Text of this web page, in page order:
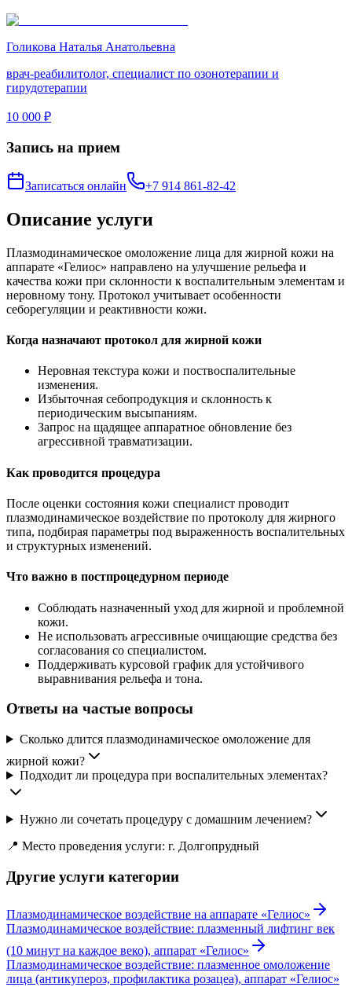
Голикова Наталья Анатольевна
врач-реабилитолог, специалист по озонотерапии и
гирудотерапии
10 000 ₽
Запись на прием
Записаться онлайн +7 914 861-82-42
Описание услуги
Плазмодинамическое омоложение лица для жирной кожи на
аппарате «Гелиос» направлено на улучшение рельефа и
качества кожи при склонности к воспалительным элементам и
неровному тону. Протокол учитывает особенности
себорегуляции и реактивности кожи.
Когда назначают протокол для жирной кожи
Неровная текстура кожи и поствоспалительные
изменения.
Избыточная себопродукция и склонность к
периодическим высыпаниям.
Запрос на щадящее аппаратное обновление без
агрессивной травматизации.
Как проводится процедура
После оценки состояния кожи специалист проводит
плазмодинамическое воздействие по протоколу для жирного
типа, подбирая параметры под выраженность воспалительных
и структурных изменений.
Что важно в постпроцедурном периоде
Соблюдать назначенный уход для жирной и проблемной
кожи.
Не использовать агрессивные очищающие средства без
согласования со специалистом.
Поддерживать курсовой график для устойчивого
выравнивания рельефа и тона.
Ответы на частые вопросы
Сколько длится плазмодинамическое омоложение для
жирной кожи?
Подходит ли процедура при воспалительных элементах?
Нужно ли сочетать процедуру с домашним лечением?
📍 Место проведения услуги: г. Долгопрудный
Другие услуги категории
Плазмодинамическое воздействие на аппарате «Гелиос»
Плазмодинамическое воздействие: плазменный лифтинг век
(10 минут на каждое веко), аппарат «Гелиос»
Плазмодинамическое воздействие: плазменное омоложение
лица (антикупероз, профилактика розацеа), аппарат «Гелиос»